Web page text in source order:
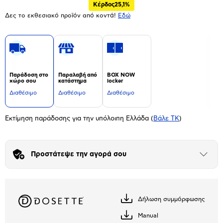
Κέρδος25,1%
Δες το εκθεσιακό προϊόν από κοντά! Eδώ
Παράδοση στο
χώρο σου
Διαθέσιμο
Παραλαβή από
κατάστημα
Διαθέσιμο
BOX NOW
locker
Διαθέσιμο
Εκτίμηση παράδοσης για την υπόλοιπη Ελλάδα ( Βάλε ΤΚ)
Προστάτεψε την αγορά σου
Άνοιξε
Κατέβασέ
το
Δήλωση συμμόρφωσης
Κατέβασέ
Manual